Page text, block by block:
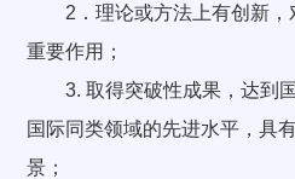
2．理论或方法上有创新，
重要作用；
3. 取得突破性成果，达到国
国际同类领域的先进水平，具
景；